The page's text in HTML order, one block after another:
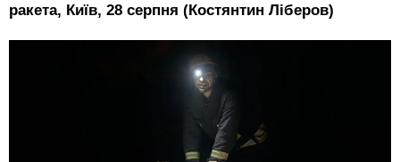
ракета, Київ, 28 серпня (Костянтин Ліберов)